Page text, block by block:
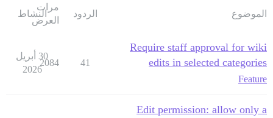
الموضوع الردود
مرات
العرض
النشاط
Require staff approval for wiki
edits in selected categories
Feature
41
2084
30 أبريل
2026
Edit permission: allow only a